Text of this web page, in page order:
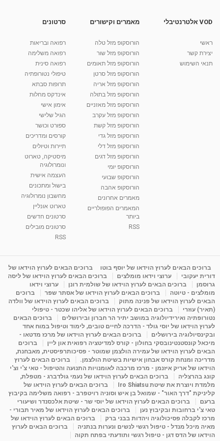
מאת
10:17
קרין גורן - העוגה המתגלצ’ת ללא קמח
38.5k צפיות
01:37
יוסי שר - מתמחה בשיטת אלכסנדר וטאי צ'י
2,734 צפיות
01:46
רנה רז-גילו -טיפול אנרגטי ויעוץ רוחני - נומרולוגית
2,309 צפיות
05:37
סודות בתאריך הלידה, משמעות חודש הלידה -
ינואר זינה ליבשיץ נומרולוגית
ליסה גרוסמן - המרכז לאימון התנהגותי - קשב
09:12
מדיטציה בדמיון מודרך - היכרות עם האני הפנימי
מאת admin 11 שנים 3,644 צפיות
פנינה מתוק - מרכז "נתיב הלב" בהרצליה-
מדיטציה-התחדשות
Shahar-vod
VOD אלטרנטיבלי
ראשי
יצירת קשר
תנאי השימוש
מאמרים וקישורים
הורוסקופ מזל טלה
הורוסקופ מזל שור
הורוסקופ מזל תאומים
הורוסקופ מזל סרטן
הורוסקופ מזל אריה
הורוסקופ מזל בתולה
הורוסקופ מזל מאזניים
הורוסקופ מזל עקרב
הורוסקופ מזל קשת
הורוסקופ מזל גדי
הורוסקופ מזל דלי
הורוסקופ מזל דגים
הורוסקופ יומי
הורוסקופ שבועי
הורוסקופ אהבה
מאמרים אחרונים
המאמרים הפופולריים
ביותר
RSS
סרטונים
רפואה ובריאות
רפואה משלימה
רפואה סינית
טיפולי נטורופתיה
תרופות סבתא
אינדקס מחלות
אימון אישי
הגיל שלישי
ספורט וכושר
קורסים ומדריכים
תיירות וטיולים
מיסטיקה, טארוט
ונומרולוגיה
העצמה אישית
בישול ומתכונים
מחשבון נומרולוגיה
טארוט אונליין
סרטונים חדשים
סרטונים מובילים
RSS
ברוכים הבאים לערוץ הוידאו של יוסף בוטו
ברוכים הבאים לערוץ הוידאו של
דורית יעקובי
ערוצי וידאו מומלצים
ברוכים הבאים לערוץ הוידאו של ליסה
גרוסמן
ברוכים הבאים לערוץ הוידאו של שולמית רונן
ערוצי וידאו
מומלצים - טיוטה
ברוכים הבאים לערוץ הוידאו של אסתר שפר
ברוכים
הבאים לערוץ הוידאו של פנינה מתוק
ברוכים הבאים לערוץ הוידאו של וולדה
(תאיר) עוזרי
ברוכים הבאים לערוץ הוידאו של אליהו שכטר - טיפולי
נטורופתיה ואירידיולוגיה במושב יתיר הר חברון ובירושלים
ברוכים הבאים
לערוץ הוידאו של יוסי גולד - הדרכה לחיים טובים, לימוד וטיפול במוח אחד
ובקינסיולוגיה בירושלים
ברוכים הבאים לערוץ הוידאו של מרכז מדטאו -
מיכאל קונסטנטינובסקי בחולון - קורס למדיטציה רפואית און ליין
ברוכים
הבאים לערוץ הוידאו של עמירה הולצמן שמוטר - פסיכותרפיסטית, מאבחנת,
מדריכה ומנחת קורס אבחון אישיות בשיטת הולצמן.
ברוכים הבאים לערוץ
הוידאו של אריק איזנמן - מרכז מרכבה לאומנויות התנועה והטיפול - טאי צ'י וצ'י
קונג בהרצליה
ברוכים הבאים לערוץ הוידאו של נעמי גולדברג - מטפלת,
מלמדת ויוצרת את שיטת Iro Shiatsu
ברוכים הבאים לערוץ הוידאו של
קליניקת "דרך האור" - שמואל בן איש וסוניה רויטפרב - רפואה משלימה בקיבוץ
ברעם
ברוכים הבאים לערוץ הוידאו של יוסי שר - שיטת אלכסנדר ושיעורי
טאי צ'י ברחובות ובקיבוץ נען
ברוכים הבאים לערוץ הוידאו של מאיר תבורי -
מרכז לקבלה פסיכולוגיה ויהדות בבני ברק
ברוכים הבאים לערוץ הוידאו של
מאיה מיכל מנדל - טיפול רגשי לנשים ונערות בנתניה
ברוכים הבאים לערוץ
הוידאו של הדס דגן - טיפול רגשי ותודעתי בפתח תקוה